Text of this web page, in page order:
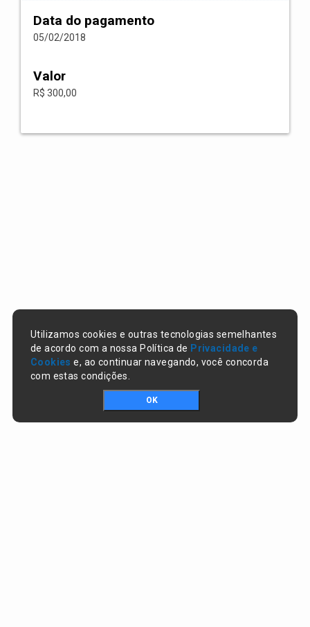
Data do pagamento
05/02/2018
Valor
R$ 300,00
Utilizamos cookies e outras tecnologias semelhantes
de acordo com a nossa Política de Privacidade e
Cookies e, ao continuar navegando, você concorda
com estas condições.
OK